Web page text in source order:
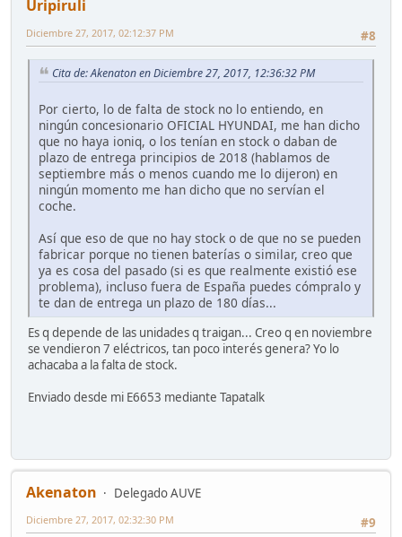
Uripiruli
#8
Diciembre 27, 2017, 02:12:37 PM
Cita de: Akenaton en Diciembre 27, 2017, 12:36:32 PM
Por cierto, lo de falta de stock no lo entiendo, en
ningún concesionario OFICIAL HYUNDAI, me han dicho
que no haya ioniq, o los tenían en stock o daban de
plazo de entrega principios de 2018 (hablamos de
septiembre más o menos cuando me lo dijeron) en
ningún momento me han dicho que no servían el
coche.
Así que eso de que no hay stock o de que no se pueden
fabricar porque no tienen baterías o similar, creo que
ya es cosa del pasado (si es que realmente existió ese
problema), incluso fuera de España puedes cómpralo y
te dan de entrega un plazo de 180 días...
Es q depende de las unidades q traigan... Creo q en noviembre
se vendieron 7 eléctricos, tan poco interés genera? Yo lo
achacaba a la falta de stock.
Enviado desde mi E6653 mediante Tapatalk
Akenaton
Delegado AUVE
#9
Diciembre 27, 2017, 02:32:30 PM